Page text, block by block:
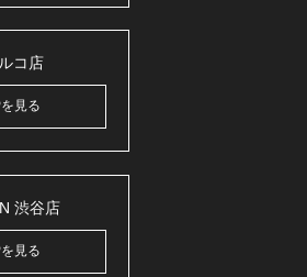
コ店
見る
渋谷店
見る